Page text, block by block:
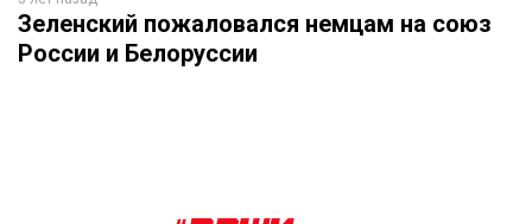
Зеленский пожаловался немцам на союз
России и Белоруссии